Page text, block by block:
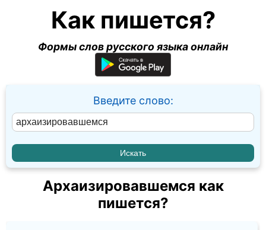
Как пишется?
Формы слов русского языка онлайн
Введите слово:
Архаизировавшемся как
пишется?